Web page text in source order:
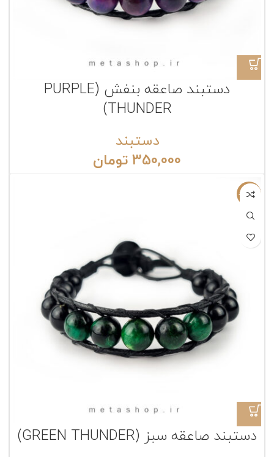
دستبند صاعقه بنفش (PURPLE
THUNDER)
دستبند
350,000 تومان
ناموجود
دستبند صاعقه سبز (GREEN THUNDER)